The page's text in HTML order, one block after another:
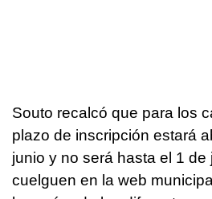
Souto recalcó que para los
plazo de inscripción estará
junio y no será hasta el 1
cuelguen en la web